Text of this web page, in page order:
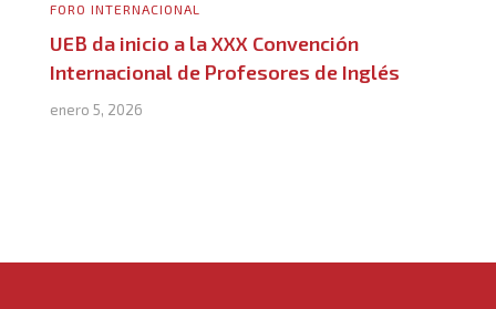
FORO INTERNACIONAL
UEB da inicio a la XXX Convención
Internacional de Profesores de Inglés
enero 5, 2026